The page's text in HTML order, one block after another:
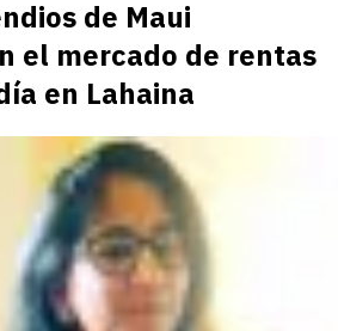
de Maui
el mercado de rentas
en Lahaina